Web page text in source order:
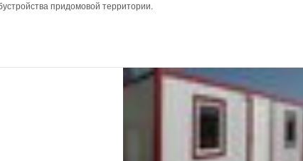
придомовой территории.